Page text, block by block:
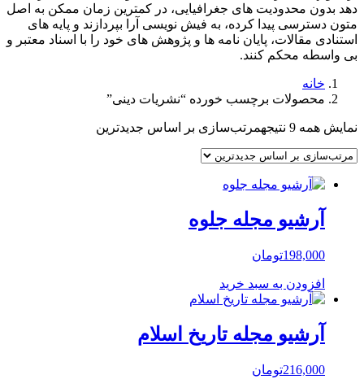
دهد بدون محدودیت های جغرافیایی، در کمترین زمان ممکن به اصل
متون دسترسی پیدا کرده، به فیش نویسی آرا بپردازند و پایه های
استنادی مقالات، پایان نامه ها و پژوهش های خود را با اسناد معتبر و
بی واسطه محکم کنند.
خانه
محصولات برچسب خورده “نشریات دینی”
نمایش همه 9 نتیجه مرتب‌سازی بر اساس جدیدترین
آرشیو مجله جلوه
198,000تومان
افزودن به سبد خرید
آرشیو مجله تاریخ اسلام
216,000تومان